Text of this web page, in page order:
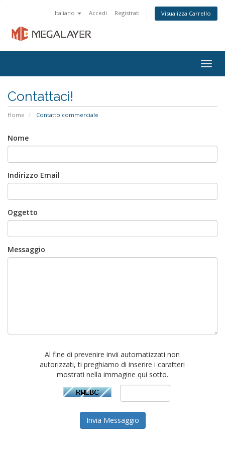
Italiano Accedi Registrati Visualizza Carrello
Contattaci!
Home Contatto commerciale
Nome
Indirizzo Email
Oggetto
Messaggio
Al fine di prevenire invii automatizzati non
autorizzati, ti preghiamo di inserire i caratteri
mostrati nella immagine qui sotto.
Invia Messaggio